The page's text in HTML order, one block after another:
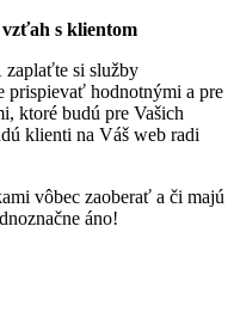
s klientom
si služby
prispievať hodnotnými a pre
ktoré budú pre Vašich
klienti na Váš web radi
vôbec zaoberať a či majú
áno!